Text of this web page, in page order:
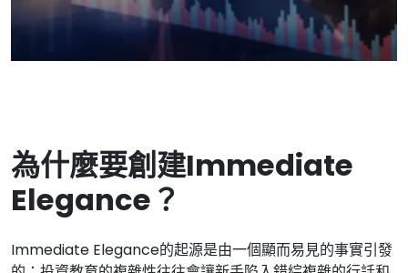
為什麼要創建Immediate
Elegance？
Immediate Elegance的起源是由一個顯而易見的事實引發